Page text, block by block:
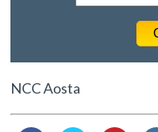
NCC Aosta